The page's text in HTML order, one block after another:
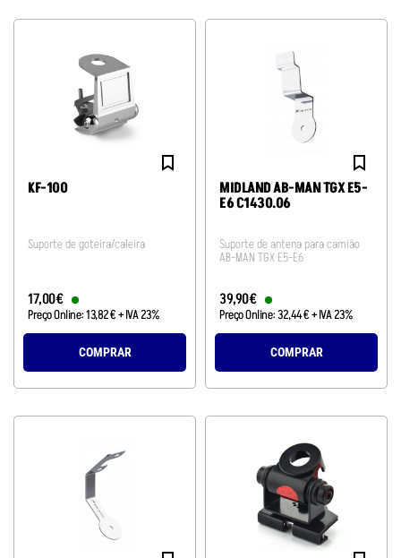
KF-100
Suporte de goteira/caleira
17,00€
Preço Online:13,82€+ IVA 23%
COMPRAR
MIDLAND AB-MAN TGX E5-
E6 C1430.06
Suporte de antena para camião
AB-MAN TGX E5-E6
39,90€
Preço Online:32,44€+ IVA 23%
COMPRAR